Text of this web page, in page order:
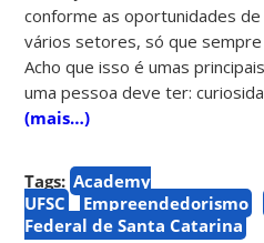
conforme as oportunidades
vários setores, só que
Acho que isso é umas
uma pessoa deve ter:
(mais…)
Tags: Academy
UFSC
Empreendedorismo
Federal de Santa Catarina